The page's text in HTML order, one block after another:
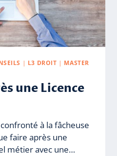
| L3 DROIT | MASTER
une Licence
à la fâcheuse
faire après une
métier avec une…